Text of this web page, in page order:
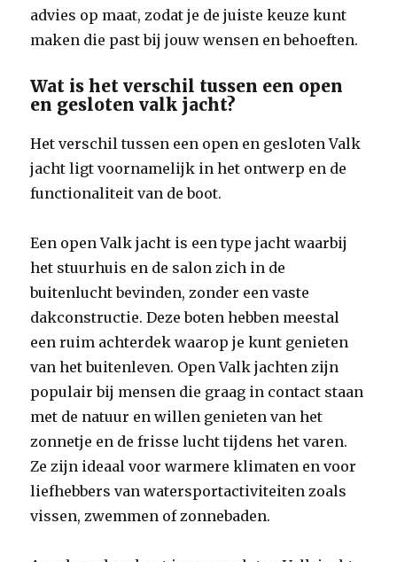
advies op maat, zodat je de juiste keuze kunt
maken die past bij jouw wensen en behoeften.
Wat is het verschil tussen een open
en gesloten valk jacht?
Het verschil tussen een open en gesloten Valk
jacht ligt voornamelijk in het ontwerp en de
functionaliteit van de boot.
Een open Valk jacht is een type jacht waarbij
het stuurhuis en de salon zich in de
buitenlucht bevinden, zonder een vaste
dakconstructie. Deze boten hebben meestal
een ruim achterdek waarop je kunt genieten
van het buitenleven. Open Valk jachten zijn
populair bij mensen die graag in contact staan
met de natuur en willen genieten van het
zonnetje en de frisse lucht tijdens het varen.
Ze zijn ideaal voor warmere klimaten en voor
liefhebbers van watersportactiviteiten zoals
vissen, zwemmen of zonnebaden.